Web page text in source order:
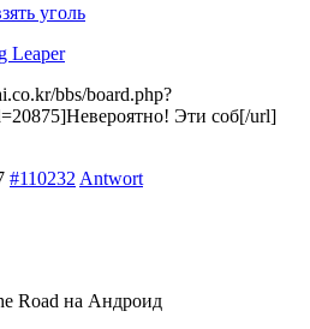
уголь
Leaper
bbs/board.php?
Эти соб[/url]
#110232 Antwort
Road на Андроид